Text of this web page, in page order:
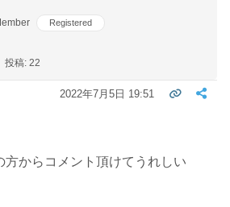
Registered
投稿: 22
2022年7月5日 19:51
方からコメント頂けてうれしい